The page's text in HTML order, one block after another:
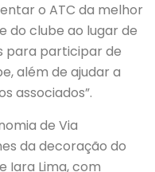
o ATC da melhor
do clube ao lugar de
para participar de
além de ajudar a
associados”.
de Via
da decoração do
Iara Lima, com